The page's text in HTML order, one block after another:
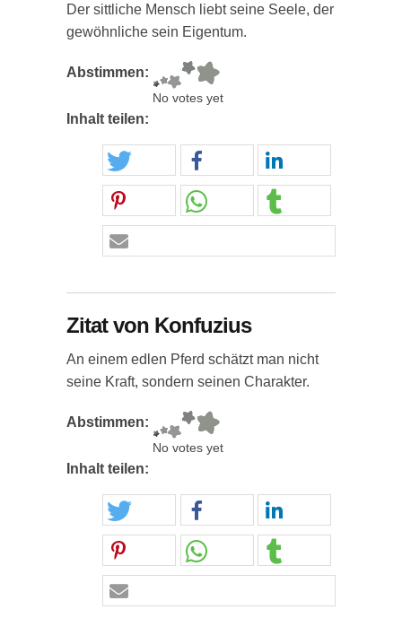
Der sittliche Mensch liebt seine Seele, der
gewöhnliche sein Eigentum.
Abstimmen:
No votes yet
Inhalt teilen:
Zitat von Konfuzius
An einem edlen Pferd schätzt man nicht
seine Kraft, sondern seinen Charakter.
Abstimmen:
No votes yet
Inhalt teilen: